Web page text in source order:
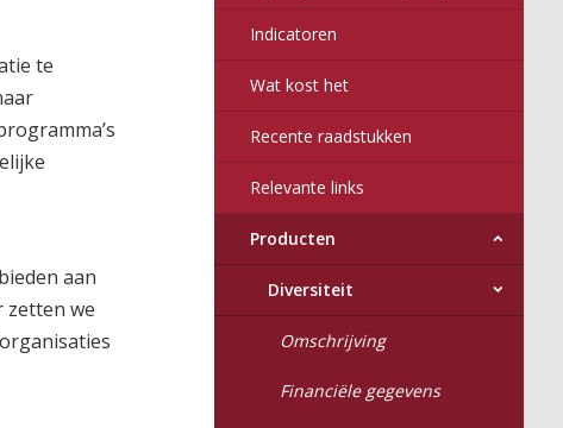
Indicatoren
Wat kost het
Recente raadstukken
Relevante links
Producten
Diversiteit
Omschrijving
Financiële gegevens
te
aan
zetten we